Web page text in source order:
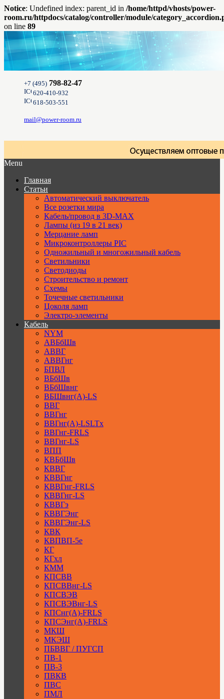
Notice: Undefined index: parent_id in /home/httpd/vhosts/power-
room.ru/httpdocs/catalog/controller/module/
on line 89
+7 (495) 798-82-47
620-410-932
618-503-551
mail@power-room.ru
Menu
Главная
Статьи
Автоматический выключатель
Все розетки мира
Кабель/провод в 3D-MAX
Лампы (из 19 в 21 век)
Мерцание ламп
Микроконтроллеры PIC
Одножильный и многожильный кабель
Светильники
Светодиоды
Строительство и ремонт
Схемы
Точечные светильники
Цоколя ламп
Электро-элементы
Кабель
NYM
АВБбШв
АВВГ
АВВГнг
БПВЛ
ВБбШв
ВБбШвнг
ВБШвнг(А)-LS
ВВГ
ВВГнг
ВВГнг(А)-LSLTx
ВВГнг-FRLS
ВВГнг-LS
ВПП
КВБбШв
КВВГ
КВВГнг
КВВГнг-FRLS
КВВГнг-LS
КВВГэ
КВВГЭнг
КВВГЭнг-LS
КВК
КВПВП-5е
КГ
КГхл
КММ
КПСВВ
КПСВВнг-LS
КПСВЭВ
КПСВЭВнг-LS
КПСнг(А)-FRLS
КПСЭнг(А)-FRLS
МКШ
МКЭШ
ПБВВГ / ПУГСП
ПВ-1
ПВ-3
ПВКВ
ПВС
ПМЛ